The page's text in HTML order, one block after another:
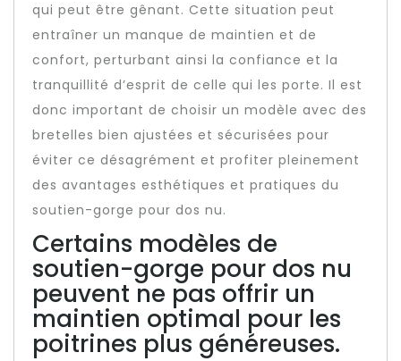
qui peut être gênant. Cette situation peut
entraîner un manque de maintien et de
confort, perturbant ainsi la confiance et la
tranquillité d’esprit de celle qui les porte. Il est
donc important de choisir un modèle avec des
bretelles bien ajustées et sécurisées pour
éviter ce désagrément et profiter pleinement
des avantages esthétiques et pratiques du
soutien-gorge pour dos nu.
Certains modèles de
soutien-gorge pour dos nu
peuvent ne pas offrir un
maintien optimal pour les
poitrines plus généreuses.